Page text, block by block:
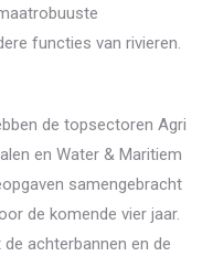
functies van rivieren.
de topsectoren Agri
en Water & Maritiem
samengebracht
de komende vier jaar.
achterbannen en de